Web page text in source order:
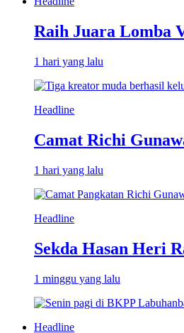
Raih Juara Lomba
1 hari yang lalu
Headline
Camat Richi
1 hari yang lalu
Headline
Sekda Hasan Heri
1 minggu yang lalu
Headline